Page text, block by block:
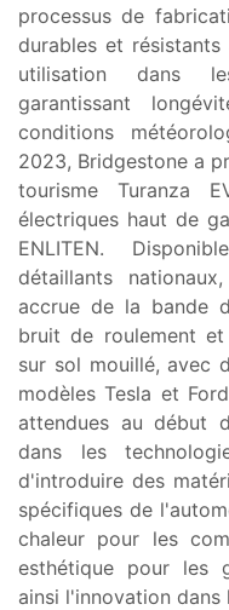
processus de
durables et
utilisation dans
garantissant
conditions
2023, Bridgestone a
tourisme Turanza
électriques haut de
ENLITEN.
détaillants
accrue de la bande
bruit de roulement
sur sol mouillé, avec
modèles Tesla et
attendues au début
dans les
d'introduire des
spécifiques de
chaleur pour les
esthétique pour les
ainsi l'innovation